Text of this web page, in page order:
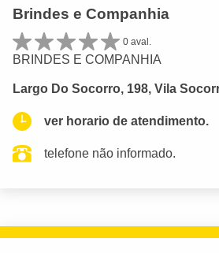
Brindes e Companhia
0 aval.
BRINDES E COMPANHIA
Largo Do Socorro, 198, Vila
ver horario de atendimento.
telefone não informado.